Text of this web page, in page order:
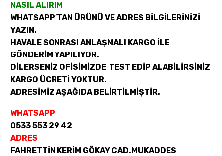
NASIL ALIRIM
WHATSAPP’TAN ÜRÜNÜ VE ADRES BİLGİLERİNİZİ
YAZIN.
HAVALE SONRASI ANLAŞMALI KARGO İLE
GÖNDERİM YAPILIYOR.
DİLERSENİZ OFİSİMİZDE TEST EDİP ALABİLİRSİNİZ
KARGO ÜCRETİ YOKTUR.
ADRESİMİZ AŞAĞIDA BELİRTİLMİŞTİR.
WHATSAPP
0533 553 29 42
ADRES
FAHRETTİN KERİM GÖKAY CAD.MUKADDES